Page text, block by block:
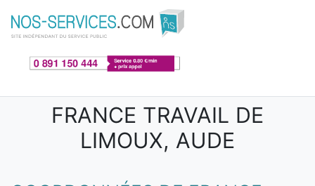
Aller au contenu principal
FRANCE TRAVAIL DE
LIMOUX, AUDE